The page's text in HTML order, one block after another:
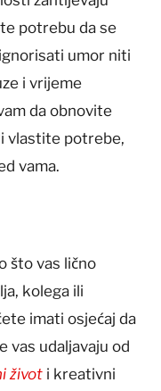
potrebu da se
umor niti
i vrijeme
da obnovite
vlastite potrebe,
vama.
što vas lično
kolega ili
imati osjećaj da
vas udaljavaju od
život i kreativni